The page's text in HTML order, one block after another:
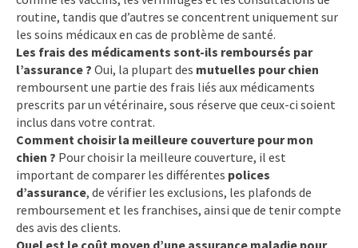
routine, tandis que d’autres se concentrent uniquement sur
les soins médicaux en cas de problème de santé.
Les frais des médicaments sont-ils remboursés par
l’assurance ? Oui, la plupart des mutuelles pour chien
remboursent une partie des frais liés aux médicaments
prescrits par un vétérinaire, sous réserve que ceux-ci soient
inclus dans votre contrat.
Comment choisir la meilleure couverture pour mon
chien ? Pour choisir la meilleure couverture, il est
important de comparer les différentes polices
d’assurance, de vérifier les exclusions, les plafonds de
remboursement et les franchises, ainsi que de tenir compte
des avis des clients.
Quel est le coût moyen d’une assurance maladie pour